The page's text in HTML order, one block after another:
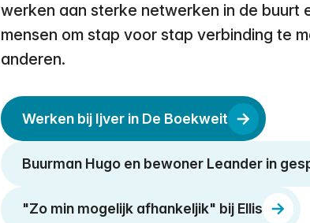
werken aan sterke netwerken in de buurt
mensen om stap voor stap verbinding te
anderen.
Werken bij Ijver in De Boekweit
Buurman Hugo en bewoner Leander in
"Zo min mogelijk afhankeljik" bij Ellis